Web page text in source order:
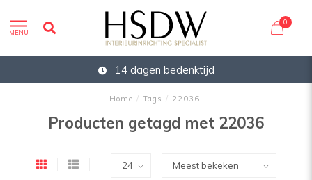
MENU
0
14 dagen bedenktijd
Home / Tags / 22036
Producten getagd met 22036